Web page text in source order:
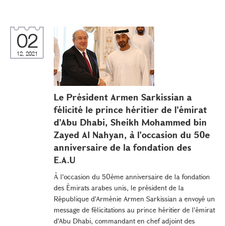
02
12, 2021
Le Président Armen Sarkissian a
félicité le prince héritier de l'émirat
d'Abu Dhabi, Sheikh Mohammed bin
Zayed Al Nahyan, à l'occasion du 50e
anniversaire de la fondation des
E.A.U
À l'occasion du 50ème anniversaire de la fondation
des Émirats arabes unis, le président de la
République d'Arménie Armen Sarkissian a envoyé un
message de félicitations au prince héritier de l'émirat
d'Abu Dhabi, commandant en chef adjoint des